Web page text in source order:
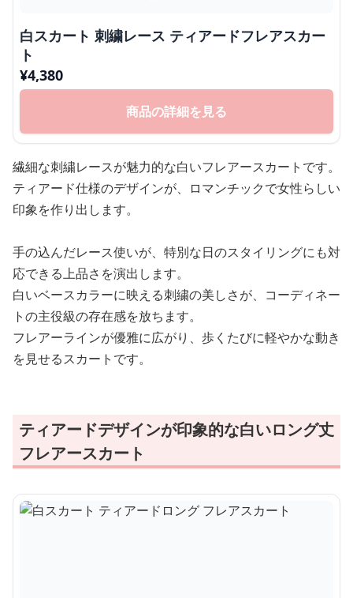
白スカート 刺繍レース ティアードフレアスカー
ト
¥4,380
商品の詳細を見る
繊細な刺繍レースが魅力的な白いフレアースカートです。
ティアード仕様のデザインが、ロマンチックで女性らしい
印象を作り出します。
手の込んだレース使いが、特別な日のスタイリングにも対
応できる上品さを演出します。
白いベースカラーに映える刺繍の美しさが、コーディネー
トの主役級の存在感を放ちます。
フレアーラインが優雅に広がり、歩くたびに軽やかな動き
を見せるスカートです。
ティアードデザインが印象的な白いロング丈
フレアースカート